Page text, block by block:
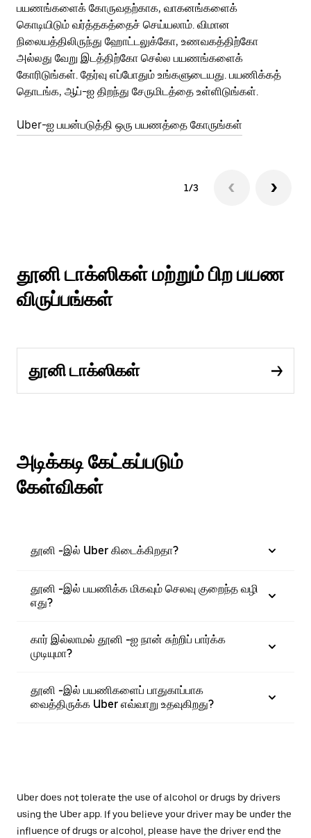
பயணங்களைக் கோருவதற்காக, வாகனங்களைக்
கொடியிடும் வர்த்தகத்தைச் செய்யலாம். விமான
நிலையத்திலிருந்து ஹோட்டலுக்கோ, உணவகத்திற்கோ
அல்லது வேறு இடத்திற்கோ செல்ல பயணங்களைக்
கோரிடுங்கள். தேர்வு எப்போதும் உங்களுடையது. பயணிக்கத்
தொடங்க, ஆப்-ஐ திறந்து சேருமிடத்தை உள்ளிடுங்கள்.
Uber-ஐ பயன்படுத்தி ஒரு பயணத்தை கோருங்கள்
1/3
தூனி டாக்ஸிகள் மற்றும் பிற பயண
விருப்பங்கள்
தூனி டாக்ஸிகள்
அடிக்கடி கேட்கப்படும்
கேள்விகள்
தூனி -இல் Uber கிடைக்கிறதா?
தூனி -இல் பயணிக்க மிகவும் செலவு குறைந்த வழி
எது?
கார் இல்லாமல் தூனி -ஐ நான் சுற்றிப் பார்க்க
முடியுமா?
தூனி -இல் பயணிகளைப் பாதுகாப்பாக
வைத்திருக்க Uber எவ்வாறு உதவுகிறது?
Uber does not tolerate the use of alcohol or drugs by drivers
using the Uber app. If you believe your driver may be under the
influence of drugs or alcohol, please have the driver end the